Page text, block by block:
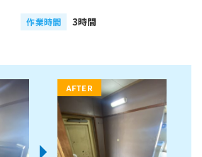
作業時間 3時間